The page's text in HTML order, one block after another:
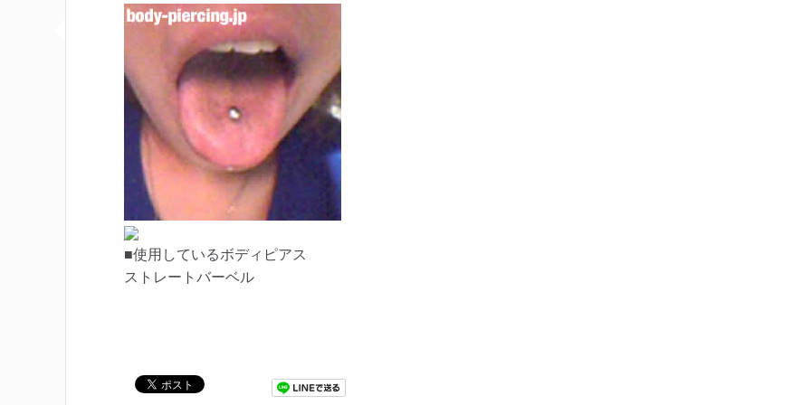
■使用しているボディピアス
ストレートバーベル